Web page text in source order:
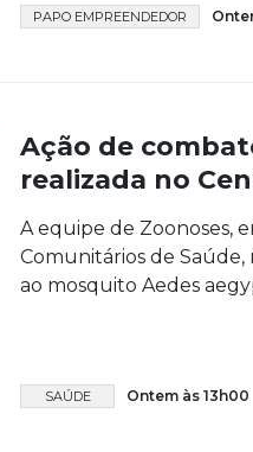
PAPO EMPREENDEDOR
Ação de
realizada no
A equipe de Zoonoses,
Comunitários de
ao mosquito Aedes
SAÚDE Ontem às 13h00